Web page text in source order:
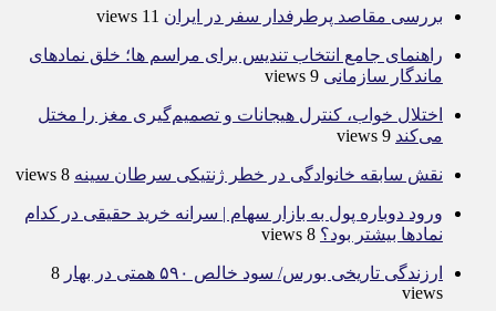
بررسی مقاصد پرطرفدار سفر در ایران 11 views
راهنمای جامع انتخاب تندیس برای مراسم ها؛ خلق نمادهای
ماندگار سازمانی 9 views
اختلال خواب، کنترل هیجانات و تصمیم‌گیری مغز را مختل
می‌کند 9 views
نقش سابقه خانوادگی در خطر ژنتیکی سرطان سینه 8 views
ورود دوباره پول به بازار سهام | سرانه خرید حقیقی در کدام
نماد‌ها بیشتر بود؟ 8 views
ارزندگی تاریخی بورس/ سود خالص ۵۹۰ همتی در بهار
8
views